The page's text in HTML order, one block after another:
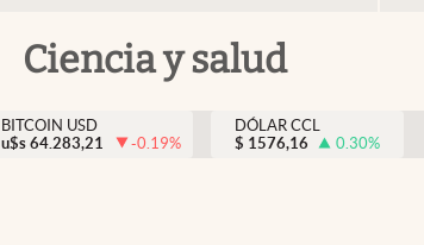
Ciencia y salud
BITCOIN USD
u$s 64.283,21 -0.19%
DÓLAR CCL
$ 1576,16 0.30%